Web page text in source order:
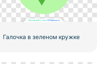
Галочка в зеленом кружке